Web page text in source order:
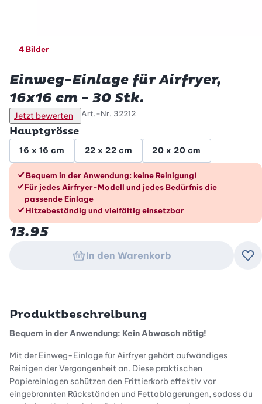
4 Bilder
Einweg-Einlage für Airfryer,
16x16 cm - 30 Stk.
Jetzt bewerten Art.-Nr. 32212
Hauptgrösse
16 x 16 cm 22 x 22 cm 20 x 20 cm
Die Vorteile im Überblick
Bequem in der Anwendung: keine Reinigung!
Für jedes Airfryer-Modell und jedes Bedürfnis die
passende Einlage
Hitzebeständig und vielfältig einsetzbar
13.95
In den Warenkorb
Produktbeschreibung
Bequem in der Anwendung: Kein Abwasch nötig!
Mit der Einweg-Einlage für Airfryer gehört aufwändiges
Reinigen der Vergangenheit an. Diese praktischen
Papiereinlagen schützen den Frittierkorb effektiv vor
eingebrannten Rückständen und Fettablagerungen, sodass du